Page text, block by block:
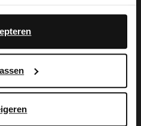
MY MANFIELD
My Manfield